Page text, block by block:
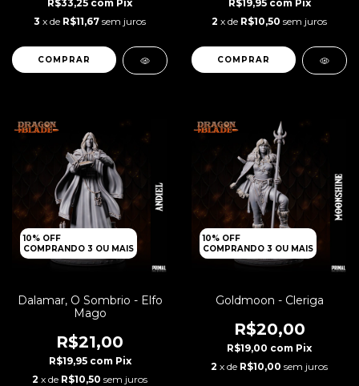
R$33,25 com Pix
3 x de R$11,67 sem juros
R$19,95 com Pix
2 x de R$10,50 sem juros
10% OFF
COMPRANDO 3 OU MAIS
Dalamar, O Sombrio - Elfo
Mago
R$21,00
R$19,95 com Pix
2 x de R$10,50 sem juros
10% OFF
COMPRANDO 3 OU MAIS
Goldmoon - Cleriga
R$20,00
R$19,00 com Pix
2 x de R$10,00 sem juros